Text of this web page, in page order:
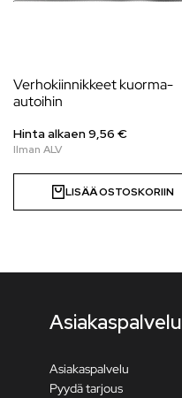
Verhokiinnikkeet kuorma-
autoihin
Hinta alkaen 9,56 €
LISÄÄ OSTOSKORIIN
Asiakaspalvelu
Asiakaspalvelu
Pyydä tarjous